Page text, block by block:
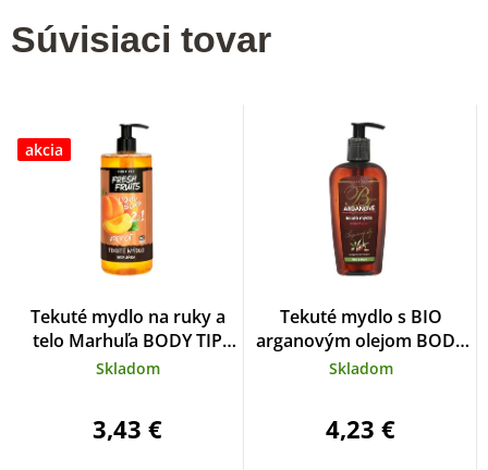
Súvisiaci tovar
akcia
Tekuté mydlo na ruky a
telo Marhuľa BODY TIP
500 ml
Skladom
3,43 €
Tekuté mydlo s BIO
arganovým olejom BODY
TIP 300 ml
Skladom
4,23 €